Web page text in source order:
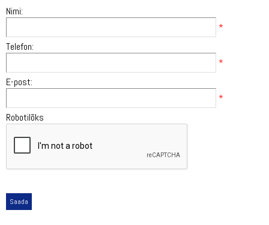
Nimi:
*
Telefon:
*
E-post:
*
Robotilõks